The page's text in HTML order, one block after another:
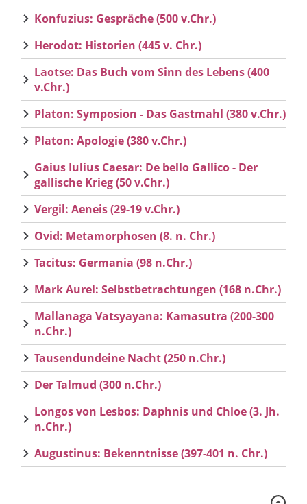
Konfuzius: Gespräche (500 v.Chr.)
Herodot: Historien (445 v. Chr.)
Laotse: Das Buch vom Sinn des Lebens (400
v.Chr.)
Platon: Symposion - Das Gastmahl (380 v.Chr.)
Platon: Apologie (380 v.Chr.)
Gaius Iulius Caesar: De bello Gallico - Der
gallische Krieg (50 v.Chr.)
Vergil: Aeneis (29-19 v.Chr.)
Ovid: Metamorphosen (8. n. Chr.)
Tacitus: Germania (98 n.Chr.)
Mark Aurel: Selbstbetrachtungen (168 n.Chr.)
Mallanaga Vatsyayana: Kamasutra (200-300
n.Chr.)
Tausendundeine Nacht (250 n.Chr.)
Der Talmud (300 n.Chr.)
Longos von Lesbos: Daphnis und Chloe (3. Jh.
n.Chr.)
Augustinus: Bekenntnisse (397-401 n. Chr.)